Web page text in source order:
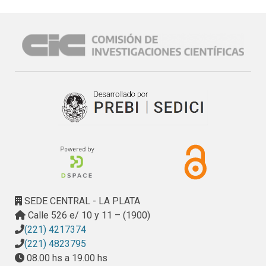
en la trayectoria de atención, que es reconocido como una
disrupción biográfica que resignifica el pasado y futuro del
sujeto. No obstante, con frecuencia los afectados recorren
al diagnóstico definitivo, por lo que este momento se
identifica retrospectivamente como un hito en la
de grupos específicos, como los consumidores de drogas
por vía inyectable. Además, se han puesto en evidencia los
violencia. En este artículo, a partir de una etnografía urbana
con trabajadorxs del sexo de calle, llevada a cabo en la
ciudad de Porto (Portugal) entre 2004 y 2005, discutimos
afectan a las personas involucradas en el comercio del
sexo y cómo interfieren en su salud. Nos centraremos en
las estrategias de lxs trabajadorxs del sexo para minimizar
los riesgos para la salud y el discurso de resistencia en el
combate a las vulnerabilidades.
SEDE CENTRAL - LA PLATA
Calle 526 e/ 10 y 11 – (1900)
(221) 4217374
(221) 4823795
08.00 hs a 19.00 hs